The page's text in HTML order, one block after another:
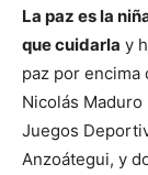
La paz es la
que cuidarla y
paz por encima
Nicolás
Juegos
Anzoátegui, y